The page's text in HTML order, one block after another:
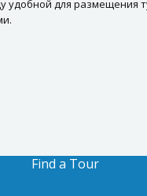
удобной для размещения
Find a Tour